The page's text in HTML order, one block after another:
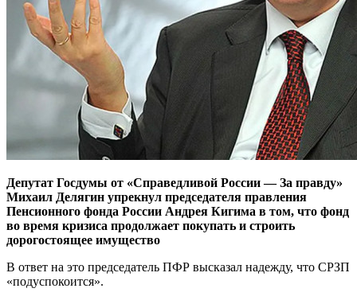
Депутат Госдумы от «Справедливой России — За правду»
Михаил Делягин упрекнул председателя правления
Пенсионного фонда России Андрея Кигима в том, что фонд
во время кризиса продолжает покупать и строить
дорогостоящее имущество
В ответ на это председатель ПФР высказал надежду, что СРЗП
«подуспокоится».